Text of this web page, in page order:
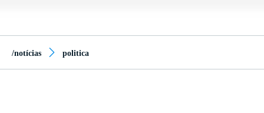
/notícias politica